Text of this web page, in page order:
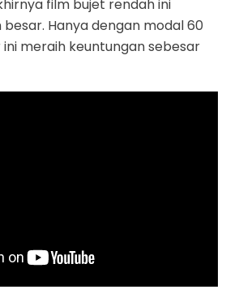
film bujet rendah ini
Hanya dengan modal 60
meraih keuntungan sebesar